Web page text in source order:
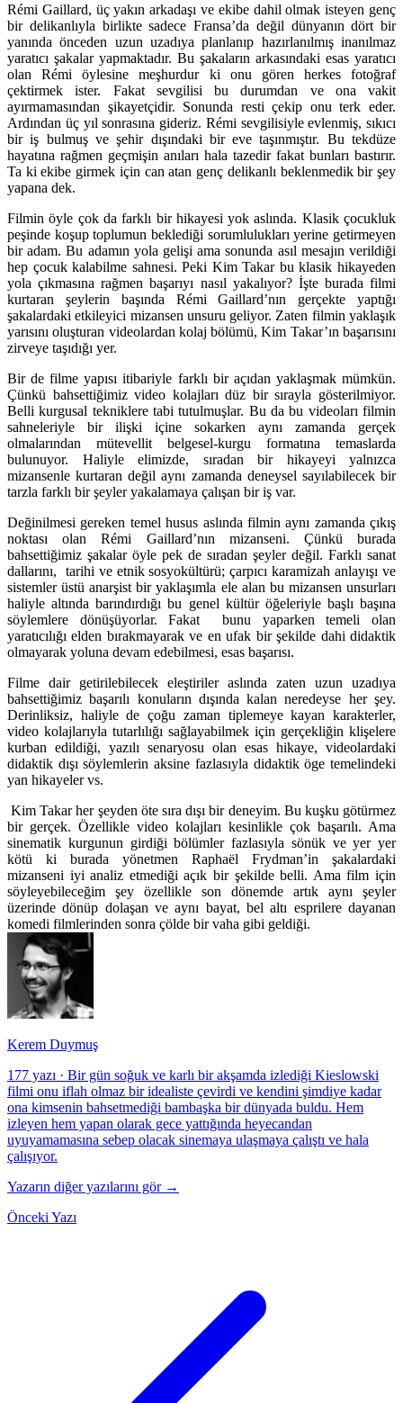
Rémi Gaillard, üç yakın arkadaşı ve ekibe dahil olmak isteyen genç
bir delikanlıyla birlikte sadece Fransa’da değil dünyanın dört bir
yanında önceden uzun uzadıya planlanıp hazırlanılmış inanılmaz
yaratıcı şakalar yapmaktadır. Bu şakaların arkasındaki esas yaratıcı
olan Rémi öylesine meşhurdur ki onu gören herkes fotoğraf
çektirmek ister. Fakat sevgilisi bu durumdan ve ona vakit
ayırmamasından şikayetçidir. Sonunda resti çekip onu terk eder.
Ardından üç yıl sonrasına gideriz. Rémi sevgilisiyle evlenmiş, sıkıcı
bir iş bulmuş ve şehir dışındaki bir eve taşınmıştır. Bu tekdüze
hayatına rağmen geçmişin anıları hala tazedir fakat bunları bastırır.
Ta ki ekibe girmek için can atan genç delikanlı beklenmedik bir şey
yapana dek.
Filmin öyle çok da farklı bir hikayesi yok aslında. Klasik çocukluk
peşinde koşup toplumun beklediği sorumlulukları yerine getirmeyen
bir adam. Bu adamın yola gelişi ama sonunda asıl mesajın verildiği
hep çocuk kalabilme sahnesi. Peki Kim Takar bu klasik hikayeden
yola çıkmasına rağmen başarıyı nasıl yakalıyor? İşte burada filmi
kurtaran şeylerin başında Rémi Gaillard’nın gerçekte yaptığı
şakalardaki etkileyici mizansen unsuru geliyor. Zaten filmin yaklaşık
yarısını oluşturan videolardan kolaj bölümü, Kim Takar’ın başarısını
zirveye taşıdığı yer.
Bir de filme yapısı itibariyle farklı bir açıdan yaklaşmak mümkün.
Çünkü bahsettiğimiz video kolajları düz bir sırayla gösterilmiyor.
Belli kurgusal tekniklere tabi tutulmuşlar. Bu da bu videoları filmin
sahneleriyle bir ilişki içine sokarken aynı zamanda gerçek
olmalarından mütevellit belgesel-kurgu formatına temaslarda
bulunuyor. Haliyle elimizde, sıradan bir hikayeyi yalnızca
mizansenle kurtaran değil aynı zamanda deneysel sayılabilecek bir
tarzla farklı bir şeyler yakalamaya çalışan bir iş var.
Değinilmesi gereken temel husus aslında filmin aynı zamanda çıkış
noktası olan Rémi Gaillard’nın mizanseni. Çünkü burada
bahsettiğimiz şakalar öyle pek de sıradan şeyler değil. Farklı sanat
dallarını, tarihi ve etnik sosyokültürü; çarpıcı karamizah anlayışı ve
sistemler üstü anarşist bir yaklaşımla ele alan bu mizansen unsurları
haliyle altında barındırdığı bu genel kültür öğeleriyle başlı başına
söylemlere dönüşüyorlar. Fakat bunu yaparken temeli olan
yaratıcılığı elden bırakmayarak ve en ufak bir şekilde dahi didaktik
olmayarak yoluna devam edebilmesi, esas başarısı.
Filme dair getirilebilecek eleştiriler aslında zaten uzun uzadıya
bahsettiğimiz başarılı konuların dışında kalan neredeyse her şey.
Derinliksiz, haliyle de çoğu zaman tiplemeye kayan karakterler,
video kolajlarıyla tutarlılığı sağlayabilmek için gerçekliğin klişelere
kurban edildiği, yazılı senaryosu olan esas hikaye, videolardaki
didaktik dışı söylemlerin aksine fazlasıyla didaktik öge temelindeki
yan hikayeler vs.
Kim Takar her şeyden öte sıra dışı bir deneyim. Bu kuşku götürmez
bir gerçek. Özellikle video kolajları kesinlikle çok başarılı. Ama
sinematik kurgunun girdiği bölümler fazlasıyla sönük ve yer yer
kötü ki burada yönetmen Raphaël Frydman’in şakalardaki
mizanseni iyi analiz etmediği açık bir şekilde belli. Ama film için
söyleyebileceğim şey özellikle son dönemde artık aynı şeyler
üzerinde dönüp dolaşan ve aynı bayat, bel altı esprilere dayanan
komedi filmlerinden sonra çölde bir vaha gibi geldiği.
Kerem Duymuş
177 yazı · Bir gün soğuk ve karlı bir akşamda izlediği Kieslowski
filmi onu iflah olmaz bir idealiste çevirdi ve kendini şimdiye kadar
ona kimsenin bahsetmediği bambaşka bir dünyada buldu. Hem
izleyen hem yapan olarak gece yattığında heyecandan
uyuyamamasına sebep olacak sinemaya ulaşmaya çalıştı ve hala
çalışıyor.
Yazarın diğer yazılarını gör →
Önceki Yazı